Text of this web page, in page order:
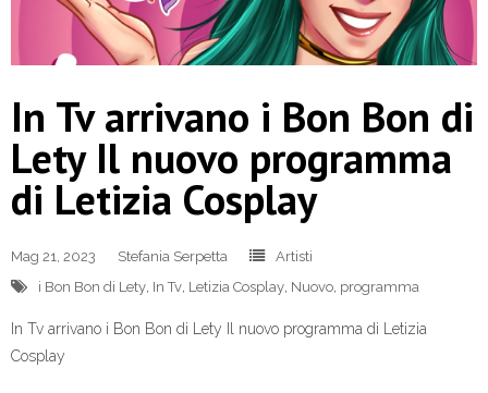
In Tv arrivano i Bon Bon di
Lety Il nuovo programma
di Letizia Cosplay
Mag 21, 2023 Stefania Serpetta
Artisti
i Bon Bon di Lety, In Tv, Letizia Cosplay, Nuovo, programma
In Tv arrivano i Bon Bon di Lety Il nuovo programma di Letizia
Cosplay